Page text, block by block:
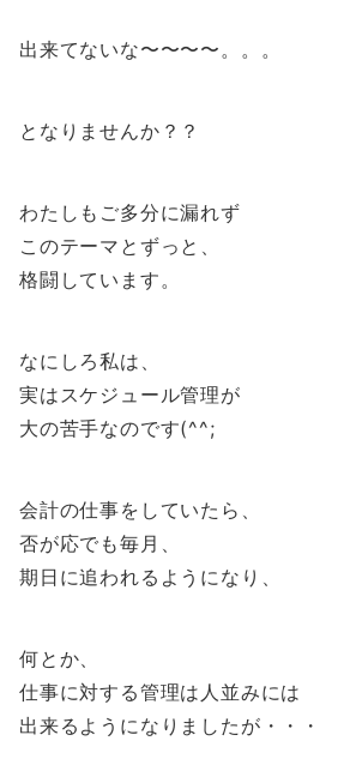
出来てないな〜〜〜〜。。。
となりませんか？？
わたしもご多分に漏れず
このテーマとずっと、
格闘しています。
なにしろ私は、
実はスケジュール管理が
大の苦手なのです(^^;
会計の仕事をしていたら、
否が応でも毎月、
期日に追われるようになり、
何とか、
仕事に対する管理は人並みには
出来るようになりましたが・・・